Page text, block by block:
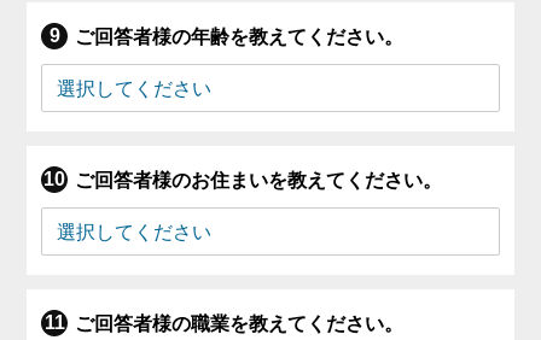
ご回答者様の年齢を教えてください。
ご回答者様のお住まいを教えてください。
ご回答者様の職業を教えてください。